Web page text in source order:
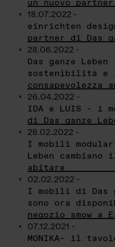
un nuovo partner
18.07.2022 -
einrichten
partner di Das
28.06.2022 -
Das ganze Leben
sostenibilità e
consapevolezza
26.04.2022 -
IDA e LUIS - i
di Das ganze
28.02.2022 -
I mobili
Leben cambiano
abitare
02.02.2022 -
I mobili di Das
sono ora
negozio smow a
07.12.2021 -
MONIKA– il